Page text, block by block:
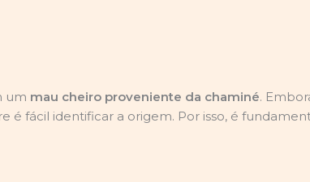
um mau cheiro proveniente da chaminé.
fácil identificar a origem. Por isso, é